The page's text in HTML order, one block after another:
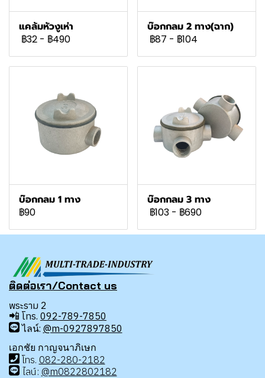
แคล้มหัวงูเห่า
฿32 - ฿490
บ๊อกกลม 2 ทาง(ฉาก)
฿87 - ฿104
บ๊อกกลม 1 ทาง
฿90
บ๊อกกลม 3 ทาง
฿103 - ฿690
ติดต่อเรา/Contact us
พระราม 2
📲 โทร. 092-789-7850
ไลน์: @m-0927897850
เอกชัย กาญจนาภิเษก
โทร. 082-280-2182
ไลน์: @m0822802182